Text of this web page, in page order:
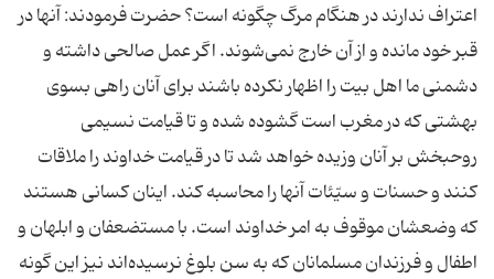
اعتراف ندارند در هنگام مرگ چگونه است؟ حضرت فرمودند: آنها در
قبر خود مانده و از آن خارج نمی‌شوند. اگر عمل صالحی داشته و
دشمنی ما اهل بیت را اظهار نکرده باشند برای آنان راهی بسوی
بهشتی که در مغرب است گشوده شده و تا قیامت نسیمی
روحبخش بر آنان وزیده خواهد شد تا در قیامت خداوند را ملاقات
کنند و حسنات و سیّئات آنها را محاسبه کند. اینان کسانی هستند
که وضعشان موقوف به امر خداوند است. با مستضعفان و ابلهان و
اطفال و فرزندان مسلمانان که به سن بلوغ نرسیده‌اند نیز این گونه